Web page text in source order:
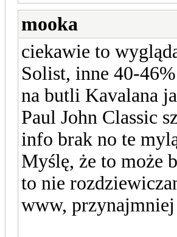
mooka
ciekawie to
Solist, inne 40-
na butli Kavalana
Paul John Classic
info brak no te
Myślę, że to może
to nie
www, przynajmniej